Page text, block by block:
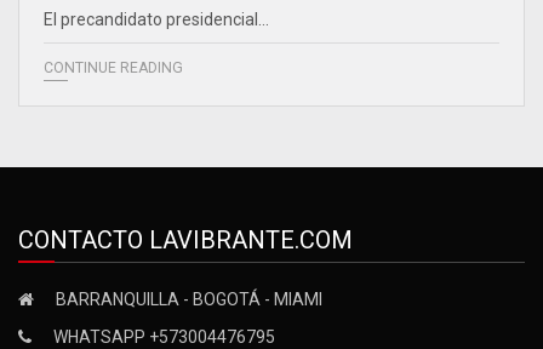
El precandidato presidencial…
CONTINUE READING
CONTACTO LAVIBRANTE.COM
BARRANQUILLA - BOGOTÁ - MIAMI
WHATSAPP +573004476795